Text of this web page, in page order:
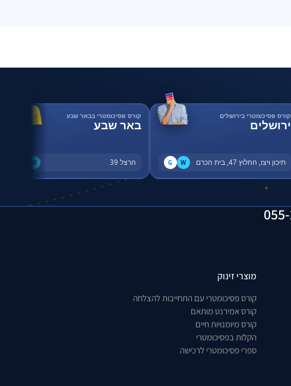
✦
קורס פסיכומטרי בירושלים
ירושלים
תיכון ויצו, החלוץ 47, בית הכרם W
G
קורס פסיכומטרי בבאר שבע
באר שבע
הרצל 39 W
מוצרי זינוק
קורס פסיכומטרי עם התחייבות להצלחה
קורס אמירנט מותאם
קורס מיומנויות חיים
הקלות בפסיכומטרי
ספרי פסיכומטרי לרכישה